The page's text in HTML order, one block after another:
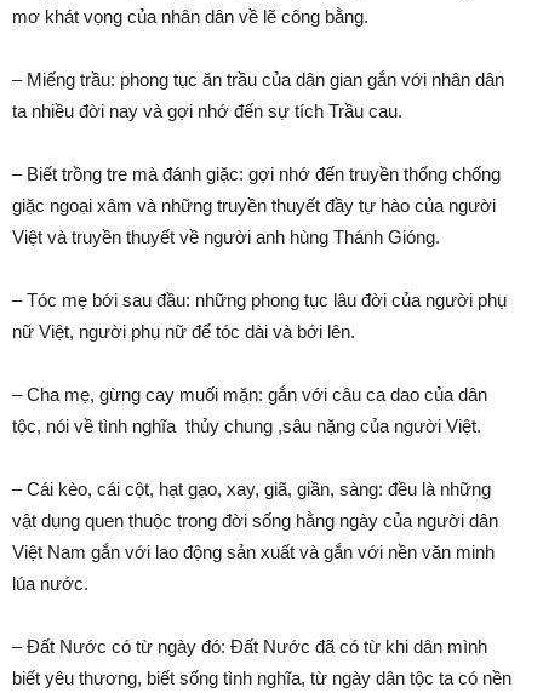
mơ khát vọng của nhân dân về lẽ công bằng.
– Miếng trầu: phong tục ăn trầu của dân gian gắn với nhân dân
ta nhiều đời nay và gợi nhớ đến sự tích Trầu cau.
– Biết trồng tre mà đánh giặc: gợi nhớ đến truyền thống chống
giặc ngoại xâm và những truyền thuyết đầy tự hào của người
Việt và truyền thuyết về người anh hùng Thánh Gióng.
– Tóc mẹ bới sau đầu: những phong tục lâu đời của người phụ
nữ Việt, người phụ nữ để tóc dài và bới lên.
– Cha mẹ, gừng cay muối mặn: gắn với câu ca dao của dân
tộc, nói về tình nghĩa thủy chung ,sâu nặng của người Việt.
– Cái kèo, cái cột, hạt gạo, xay, giã, giần, sàng: đều là những
vật dụng quen thuộc trong đời sống hằng ngày của người dân
Việt Nam gắn với lao động sản xuất và gắn với nền văn minh
lúa nước.
– Đất Nước có từ ngày đó: Đất Nước đã có từ khi dân mình
biết yêu thương, biết sống tình nghĩa, từ ngày dân tộc ta có nền